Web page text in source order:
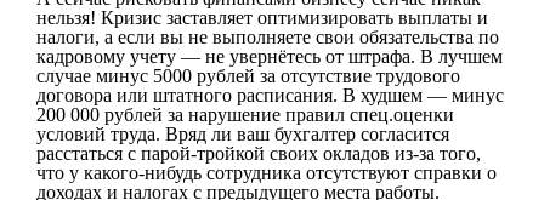
нельзя! Кризис заставляет оптимизировать выплаты и
налоги, а если вы не выполняете свои обязательства по
кадровому учету — не увернётесь от штрафа. В лучшем
случае минус 5000 рублей за отсутствие трудового
договора или штатного расписания. В худшем — минус
200 000 рублей за нарушение правил спец.оценки
условий труда. Вряд ли ваш бухгалтер согласится
расстаться с парой-тройкой своих окладов из-за того,
что у какого-нибудь сотрудника отсутствуют справки о
доходах и налогах с предыдущего места работы.